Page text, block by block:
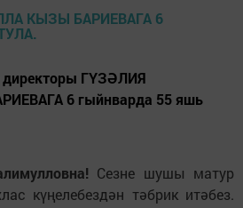
директоры ГҮЗӘЛИЯ
6 гыйнварда 55 яшь
Сезне шушы матур
күңелебездән тәбрик итәбез.